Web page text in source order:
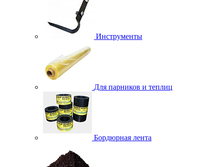
Инструменты
Для парников и теплиц
Бордюрная лента